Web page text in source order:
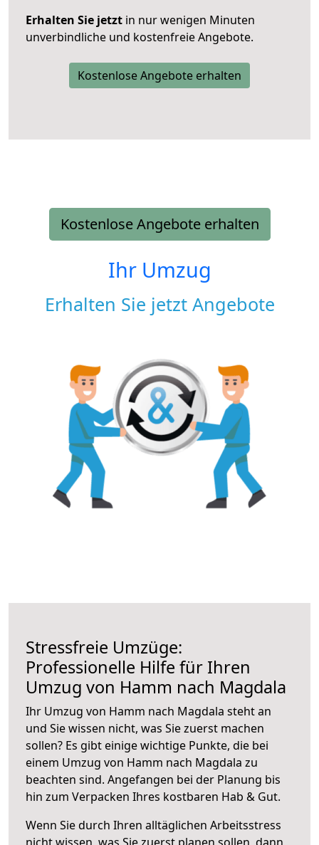
Erhalten Sie jetzt in nur wenigen Minuten
unverbindliche und kostenfreie Angebote.
Kostenlose Angebote erhalten
Kostenlose Angebote erhalten
Ihr Umzug
Erhalten Sie jetzt Angebote
Stressfreie Umzüge:
Professionelle Hilfe für Ihren
Umzug von Hamm nach Magdala
Ihr Umzug von Hamm nach Magdala steht an
und Sie wissen nicht, was Sie zuerst machen
sollen? Es gibt einige wichtige Punkte, die bei
einem Umzug von Hamm nach Magdala zu
beachten sind. Angefangen bei der Planung bis
hin zum Verpacken Ihres kostbaren Hab & Gut.
Wenn Sie durch Ihren alltäglichen Arbeitsstress